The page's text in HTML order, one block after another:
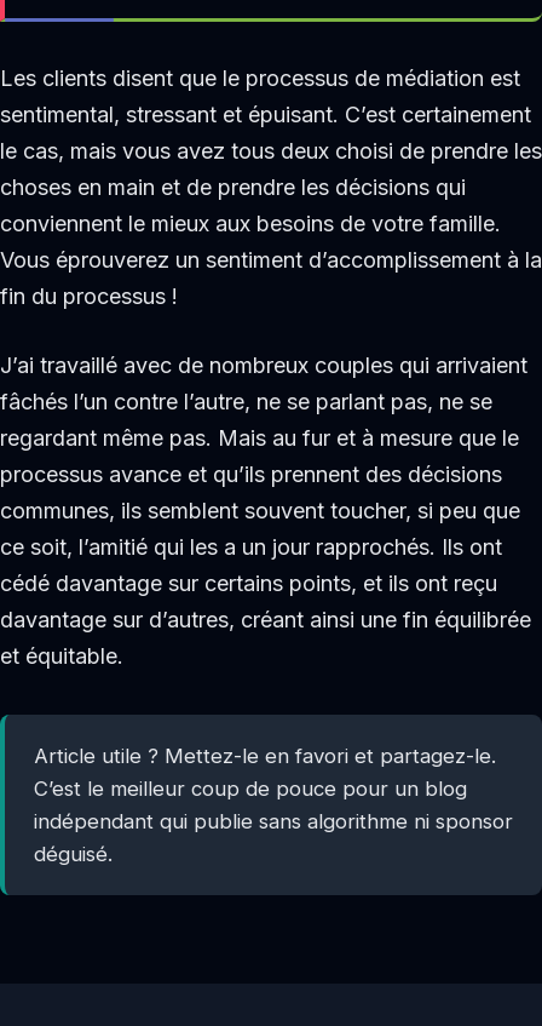
Les clients disent que le processus de médiation est
sentimental, stressant et épuisant. C’est certainement
le cas, mais vous avez tous deux choisi de prendre les
choses en main et de prendre les décisions qui
conviennent le mieux aux besoins de votre famille.
Vous éprouverez un sentiment d’accomplissement à la
fin du processus !
J’ai travaillé avec de nombreux couples qui arrivaient
fâchés l’un contre l’autre, ne se parlant pas, ne se
regardant même pas. Mais au fur et à mesure que le
processus avance et qu’ils prennent des décisions
communes, ils semblent souvent toucher, si peu que
ce soit, l’amitié qui les a un jour rapprochés. Ils ont
cédé davantage sur certains points, et ils ont reçu
davantage sur d’autres, créant ainsi une fin équilibrée
et équitable.
Article utile ? Mettez-le en favori et partagez-le.
C’est le meilleur coup de pouce pour un blog
indépendant qui publie sans algorithme ni sponsor
déguisé.